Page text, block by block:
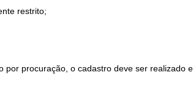
restrito;
procuração, o cadastro deve ser realizado